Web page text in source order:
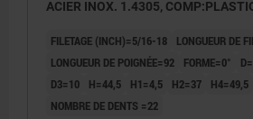
ACIER INOX. 1.4305,
FILETAGE (INCH)=5/16-18
LONGUEUR DE
LONGUEUR DE POIGNÉE=92
FORME=0°
D3=10
H=44,5 H1=4,5 H2=37
H4=49,5
NOMBRE DE DENTS =22